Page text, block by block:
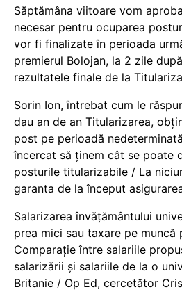
Săptămâna viitoare vom
necesar pentru ocuparea
vor fi finalizate în perioada
premierul Bolojan, la 2 zile
rezultatele finale de la
Sorin Ion, întrebat cum le
dau an de an Titularizarea,
post pe perioadă
încercat să ținem cât se poate
posturile titularizabile / La
garanta de la început
Salarizarea învățământului
prea mici sau taxare pe muncă
Comparație între salariile
salarizării și salariile de la o
Britanie / Op Ed, cercetător